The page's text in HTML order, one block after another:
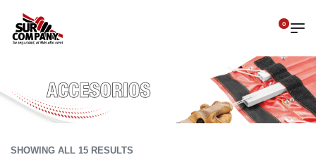
0
SHOWING ALL 15 RESULTS